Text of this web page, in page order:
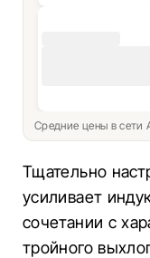
Средние цены в сети
Тщательно
усиливает
сочетании с
тройного